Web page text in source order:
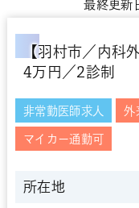
【羽村市／内科
4万円／2診制
最終更
非常勤医師求人 外
マイカー通勤可
所在地